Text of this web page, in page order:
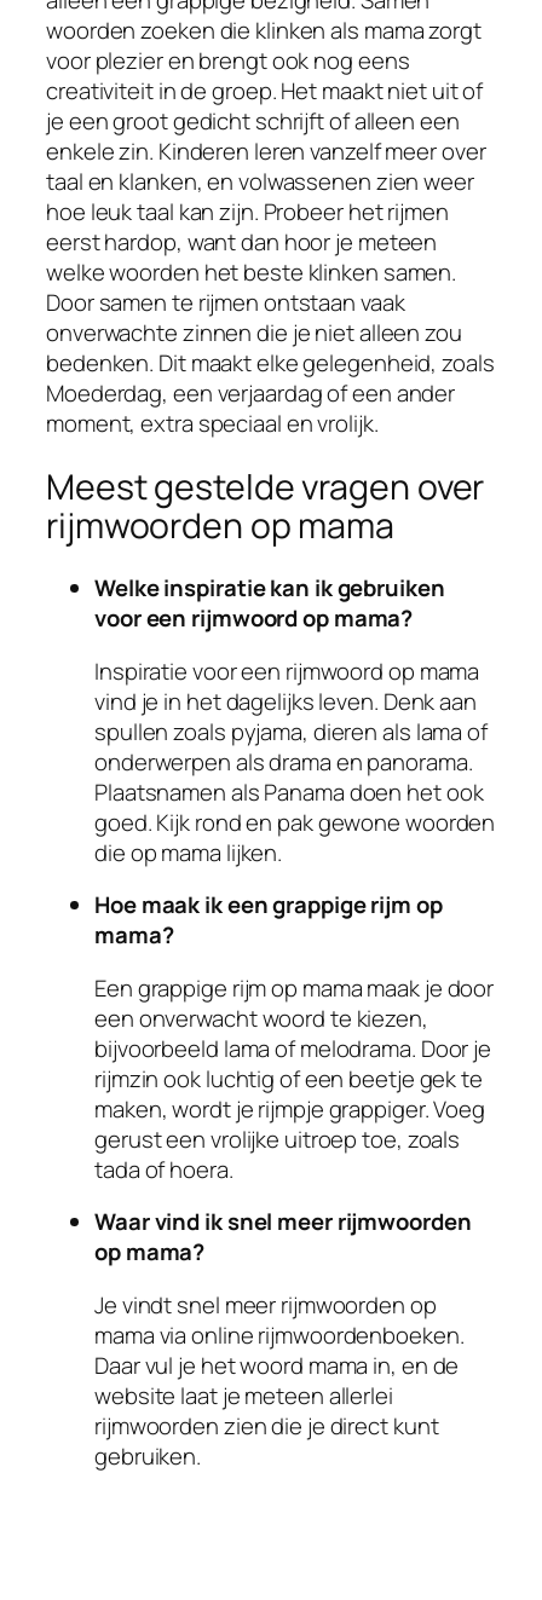
woorden zoeken die klinken als mama zorgt
voor plezier en brengt ook nog eens
creativiteit in de groep. Het maakt niet uit of
je een groot gedicht schrijft of alleen een
enkele zin. Kinderen leren vanzelf meer over
taal en klanken, en volwassenen zien weer
hoe leuk taal kan zijn. Probeer het rijmen
eerst hardop, want dan hoor je meteen
welke woorden het beste klinken samen.
Door samen te rijmen ontstaan vaak
onverwachte zinnen die je niet alleen zou
bedenken. Dit maakt elke gelegenheid, zoals
Moederdag, een verjaardag of een ander
moment, extra speciaal en vrolijk.
Meest gestelde vragen over
rijmwoorden op mama
Welke inspiratie kan ik gebruiken
voor een rijmwoord op mama?
Inspiratie voor een rijmwoord op mama
vind je in het dagelijks leven. Denk aan
spullen zoals pyjama, dieren als lama of
onderwerpen als drama en panorama.
Plaatsnamen als Panama doen het ook
goed. Kijk rond en pak gewone woorden
die op mama lijken.
Hoe maak ik een grappige rijm op
mama?
Een grappige rijm op mama maak je door
een onverwacht woord te kiezen,
bijvoorbeeld lama of melodrama. Door je
rijmzin ook luchtig of een beetje gek te
maken, wordt je rijmpje grappiger. Voeg
gerust een vrolijke uitroep toe, zoals
tada of hoera.
Waar vind ik snel meer rijmwoorden
op mama?
Je vindt snel meer rijmwoorden op
mama via online rijmwoordenboeken.
Daar vul je het woord mama in, en de
website laat je meteen allerlei
rijmwoorden zien die je direct kunt
gebruiken.